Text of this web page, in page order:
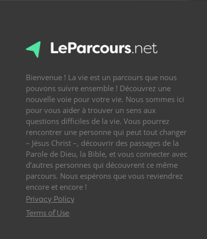
Bienvenue ! La vie est un parcours que nous
pouvons suivre ensemble ! Découvrez une
nouvelle voie pour votre vie. Nous sommes ici
pour vous aider à trouver un sens aux
questions difficiles de la vie. Vous pourrez
rencontrer une personne qui peut tout changer
– Jésus Christ –, découvrir des passages de la
Parole de Dieu, la Bible, et vous connecter avec
d’autres personnes qui découvrent ce même
parcours. Nous espérons que vous reviendrez
encore et encore !
Privacy Policy
Terms of Use